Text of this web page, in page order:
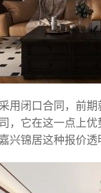
用闭口合同，前
，它在这一点上
兴锦居这种报价